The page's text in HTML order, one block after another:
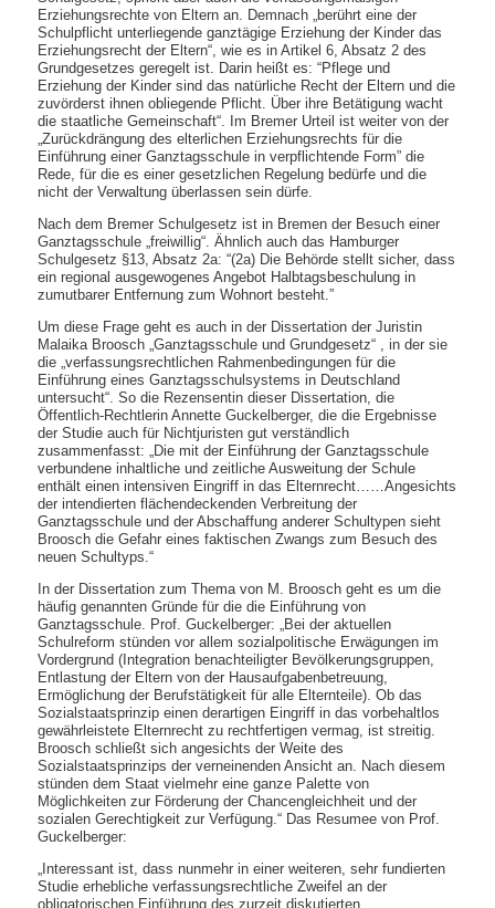
Erziehungsrechte von Eltern an. Demnach „berührt eine der
Schulpflicht unterliegende ganztägige Erziehung der Kinder das
Erziehungsrecht der Eltern“, wie es in Artikel 6, Absatz 2 des
Grundgesetzes geregelt ist. Darin heißt es: “Pflege und
Erziehung der Kinder sind das natürliche Recht der Eltern und die
zuvörderst ihnen obliegende Pflicht. Über ihre Betätigung wacht
die staatliche Gemeinschaft“. Im Bremer Urteil ist weiter von der
„Zurückdrängung des elterlichen Erziehungsrechts für die
Einführung einer Ganztagsschule in verpflichtende Form” die
Rede, für die es einer gesetzlichen Regelung bedürfe und die
nicht der Verwaltung überlassen sein dürfe.
Nach dem Bremer Schulgesetz ist in Bremen der Besuch einer
Ganztagsschule „freiwillig“. Ähnlich auch das Hamburger
Schulgesetz §13, Absatz 2a: “(2a) Die Behörde stellt sicher, dass
ein regional ausgewogenes Angebot Halbtagsbeschulung in
zumutbarer Entfernung zum Wohnort besteht.”
Um diese Frage geht es auch in der Dissertation der Juristin
Malaika Broosch „Ganztagsschule und Grundgesetz“ , in der sie
die „verfassungsrechtlichen Rahmenbedingungen für die
Einführung eines Ganztagsschulsystems in Deutschland
untersucht“. So die Rezensentin dieser Dissertation, die
Öffentlich-Rechtlerin Annette Guckelberger, die die Ergebnisse
der Studie auch für Nichtjuristen gut verständlich
zusammenfasst: „Die mit der Einführung der Ganztagsschule
verbundene inhaltliche und zeitliche Ausweitung der Schule
enthält einen intensiven Eingriff in das Elternrecht……Angesichts
der intendierten flächendeckenden Verbreitung der
Ganztagsschule und der Abschaffung anderer Schultypen sieht
Broosch die Gefahr eines faktischen Zwangs zum Besuch des
neuen Schultyps.“
In der Dissertation zum Thema von M. Broosch geht es um die
häufig genannten Gründe für die die Einführung von
Ganztagsschule. Prof. Guckelberger: „Bei der aktuellen
Schulreform stünden vor allem sozialpolitische Erwägungen im
Vordergrund (Integration benachteiligter Bevölkerungsgruppen,
Entlastung der Eltern von der Hausaufgabenbetreuung,
Ermöglichung der Berufstätigkeit für alle Elternteile). Ob das
Sozialstaatsprinzip einen derartigen Eingriff in das vorbehaltlos
gewährleistete Elternrecht zu rechtfertigen vermag, ist streitig.
Broosch schließt sich angesichts der Weite des
Sozialstaatsprinzips der verneinenden Ansicht an. Nach diesem
stünden dem Staat vielmehr eine ganze Palette von
Möglichkeiten zur Förderung der Chancengleichheit und der
sozialen Gerechtigkeit zur Verfügung.“ Das Resumee von Prof.
Guckelberger:
„Interessant ist, dass nunmehr in einer weiteren, sehr fundierten
Studie erhebliche verfassungsrechtliche Zweifel an der
obligatorischen Einführung des zurzeit diskutierten